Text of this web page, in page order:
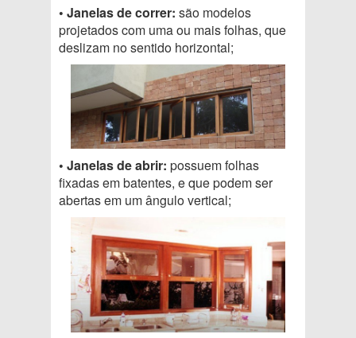
• Janelas de correr: são modelos
projetados com uma ou mais folhas, que
deslizam no sentido horizontal;
• Janelas de abrir: possuem folhas
fixadas em batentes, e que podem ser
abertas em um ângulo vertical;